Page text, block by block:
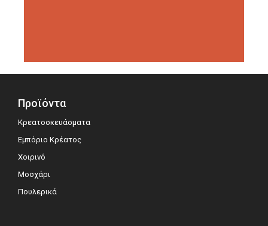
Προϊόντα
Κρεατοσκευάσματα
Εμπόριο Κρέατος
Χοιρινό
Μοσχάρι
Πουλερικά